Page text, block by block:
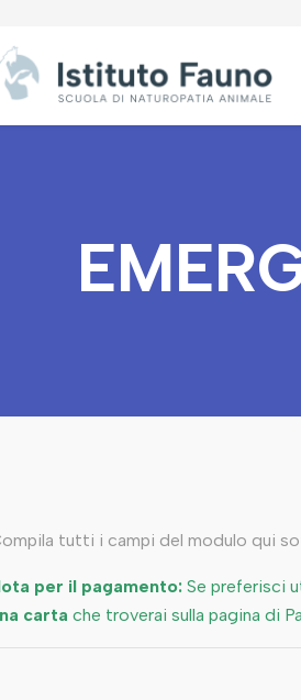
tutti i campi del modulo qui
per il pagamento: Se preferisci
carta che troverai sulla pagina di